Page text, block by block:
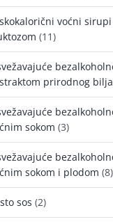
voćni sirupi
(11)
prirodnog bilja
sokom (3)
sokom i plodom (8)
sos (2)